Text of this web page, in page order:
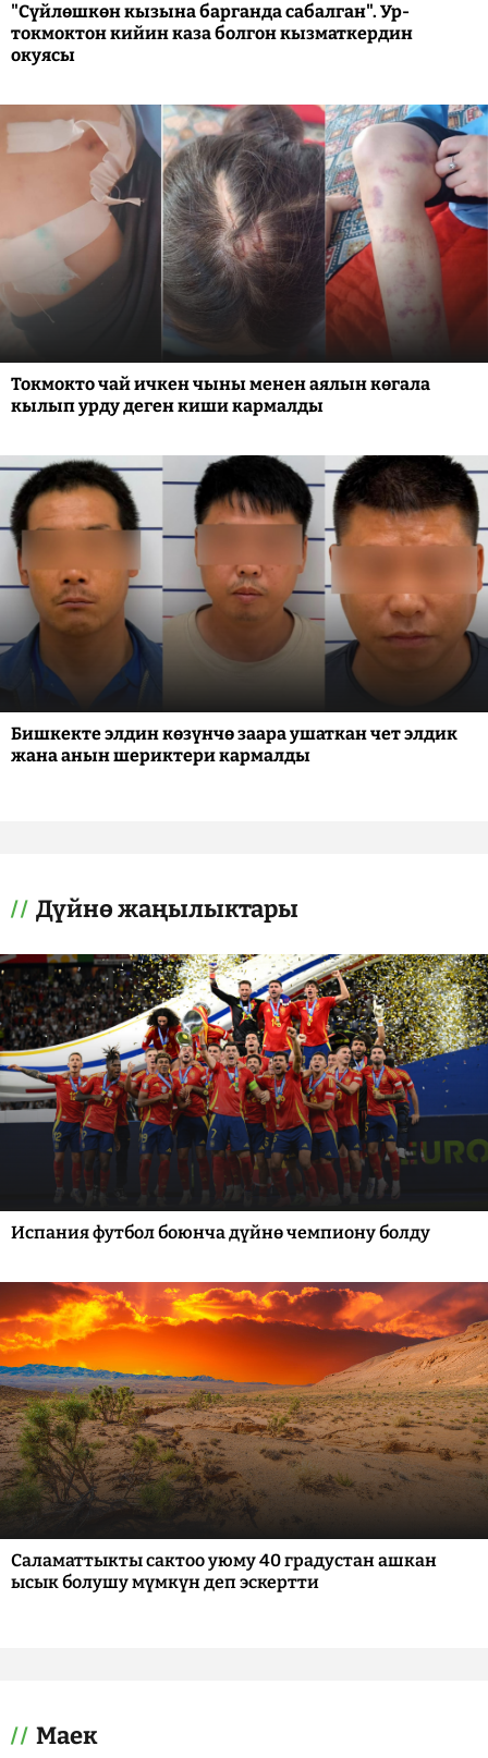
"Сүйлөшкөн кызына барганда сабалган". Ур-
токмоктон кийин каза болгон кызматкердин
окуясы
Токмокто чай ичкен чыны менен аялын көгала
кылып урду деген киши кармалды
Бишкекте элдин көзүнчө заара ушаткан чет элдик
жана анын шериктери кармалды
Дүйнө жаңылыктары
Испания футбол боюнча дүйнө чемпиону болду
Саламаттыкты сактоо уюму 40 градустан ашкан
ысык болушу мүмкүн деп эскертти
Маек